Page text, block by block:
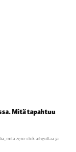
Mitä tapahtuu
mitä zero-click aiheuttaa ja